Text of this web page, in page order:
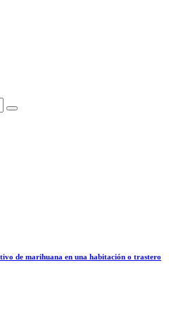
de marihuana en una habitación o trastero